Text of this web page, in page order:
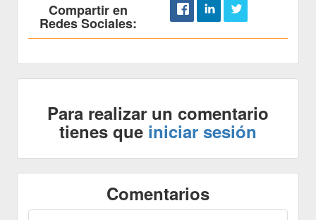
Compartir en
Redes Sociales:
Para realizar un comentario
tienes que iniciar sesión
Comentarios